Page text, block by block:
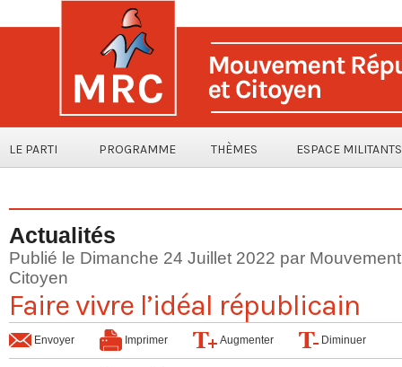
LE PARTI PROGRAMME THÈMES ESPACE MILITANTS
Actualités
Publié le Dimanche 24 Juillet 2022 par
Citoyen
Faire vivre l’idéal républicain
Envoyer Imprimer Augmenter Diminuer